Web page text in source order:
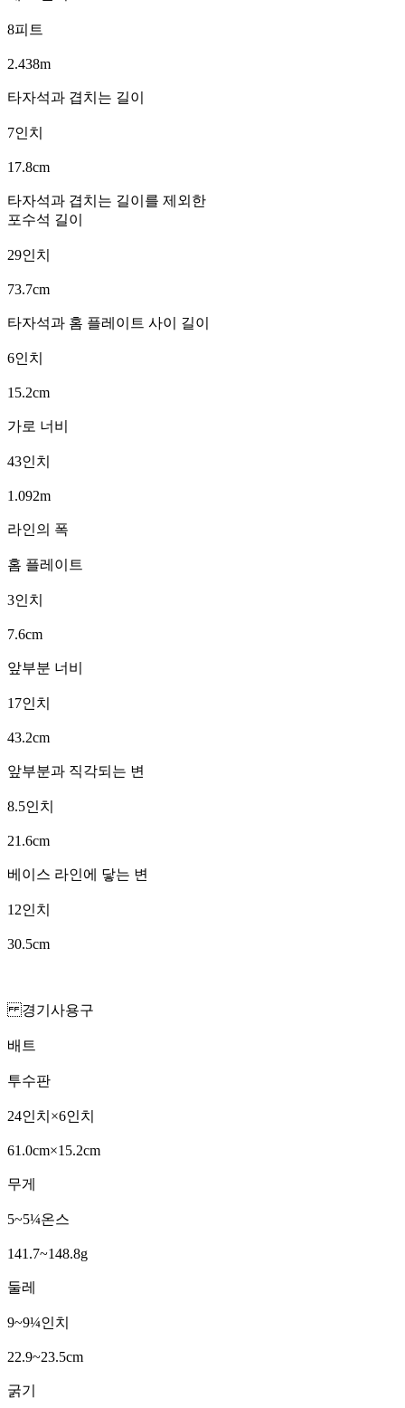
8피트
2.438m
타자석과 겹치는 길이
7인치
17.8cm
타자석과 겹치는 길이를 제외한
포수석 길이
29인치
73.7cm
타자석과 홈 플레이트 사이 길이
6인치
15.2cm
가로 너비
43인치
1.092m
라인의 폭
홈 플레이트
3인치
7.6cm
앞부분 너비
17인치
43.2cm
앞부분과 직각되는 변
8.5인치
21.6cm
베이스 라인에 닿는 변
12인치
30.5cm
경기사용구
배트
투수판
24인치×6인치
61.0cm×15.2cm
무게
5~5¼온스
141.7~148.8g
둘레
9~9¼인치
22.9~23.5cm
굵기